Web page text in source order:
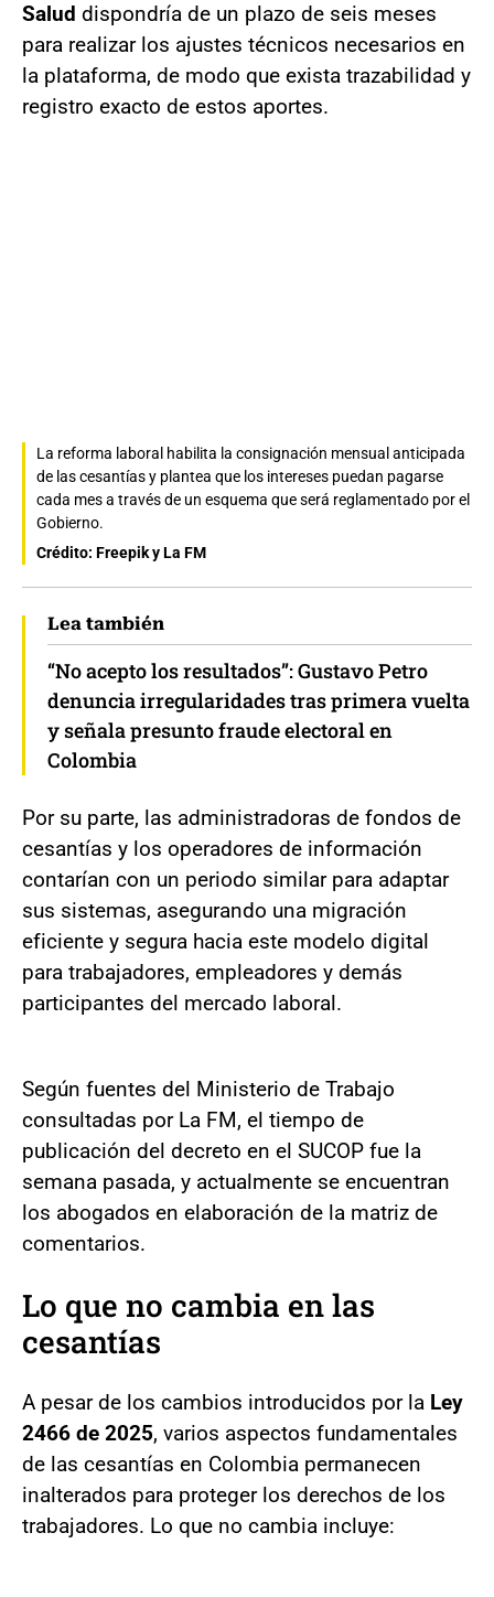
Salud dispondría de un plazo de seis meses
para realizar los ajustes técnicos necesarios en
la plataforma, de modo que exista trazabilidad y
registro exacto de estos aportes.
La reforma laboral habilita la consignación mensual anticipada
de las cesantías y plantea que los intereses puedan pagarse
cada mes a través de un esquema que será reglamentado por el
Gobierno.
Crédito: Freepik y La FM
Lea también
“No acepto los resultados”: Gustavo Petro
denuncia irregularidades tras primera vuelta
y señala presunto fraude electoral en
Colombia
Por su parte, las administradoras de fondos de
cesantías y los operadores de información
contarían con un periodo similar para adaptar
sus sistemas, asegurando una migración
eficiente y segura hacia este modelo digital
para trabajadores, empleadores y demás
participantes del mercado laboral.
Según fuentes del Ministerio de Trabajo
consultadas por La FM, el tiempo de
publicación del decreto en el SUCOP fue la
semana pasada, y actualmente se encuentran
los abogados en elaboración de la matriz de
comentarios.
Lo que no cambia en las
cesantías
A pesar de los cambios introducidos por la Ley
2466 de 2025, varios aspectos fundamentales
de las cesantías en Colombia permanecen
inalterados para proteger los derechos de los
trabajadores. Lo que no cambia incluye: